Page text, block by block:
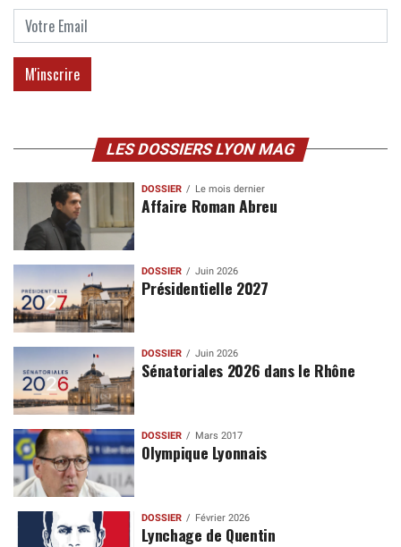
LES DOSSIERS LYON MAG
DOSSIER Le mois dernier
Affaire Roman Abreu
DOSSIER Juin 2026
Présidentielle 2027
DOSSIER Juin 2026
Sénatoriales 2026 dans le Rhône
DOSSIER Mars 2017
Olympique Lyonnais
DOSSIER Février 2026
Lynchage de Quentin